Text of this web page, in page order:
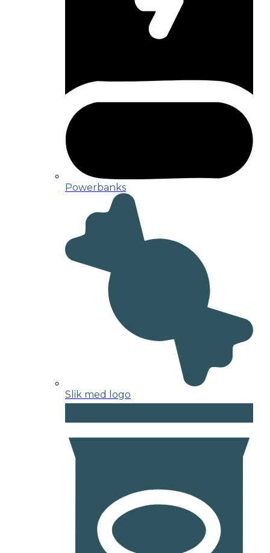
Powerbanks
Slik med logo